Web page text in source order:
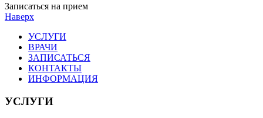
Записаться на прием
Наверх
УСЛУГИ
ВРАЧИ
ЗАПИСАТЬСЯ
КОНТАКТЫ
ИНФОРМАЦИЯ
УСЛУГИ